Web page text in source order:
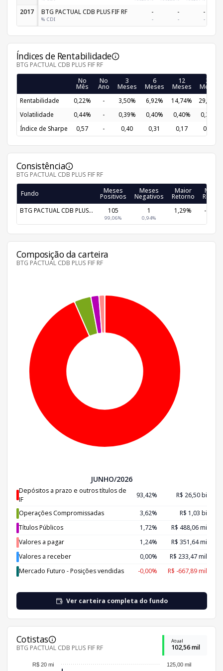
2017 BTG PACTUAL CDB PLUS FIF RF
% CDI
-
-
-
-
-
-
Índices de Rentabilidade
BTG PACTUAL CDB PLUS FIF RF
No
Mês
No
Ano
3
Meses
6
Meses
12
Meses
24
Meses
Rentabilidade 0,22% - 3,50% 6,92% 14,74%
29,28%
Volatilidade
0,44% - 0,39% 0,40% 0,40%
0,38%
Índice de Sharpe
0,57 - 0,40 0,31 0,17 0,13
Consistência
BTG PACTUAL CDB PLUS FIF RF
Fundo Meses
Positivos
Meses
Negativos
Maior
Retorno
Menor
BTG PACTUAL CDB PLUS... 105
99,06%
1
0,94%
1,29% -2,16%
Composição da carteira
BTG PACTUAL CDB PLUS FIF RF
JUNHO/2026
Depósitos a prazo e outros títulos de
IF
93,42% R$ 26,50 bi
Operações Compromissadas 3,62%
R$ 1,03 bi
Títulos Públicos
1,72%
R$ 488,06 mi
Valores a pagar
1,24%
R$ 351,64 mi
Valores a receber
0,00%
R$ 233,47 mil
Mercado Futuro - Posições vendidas
-0,00% R$ -667,89 mil
Ver carteira completa do fundo
Cotistas
BTG PACTUAL CDB PLUS FIF RF
Atual
102,56 mil
125,00 mil
R$ 20 mi